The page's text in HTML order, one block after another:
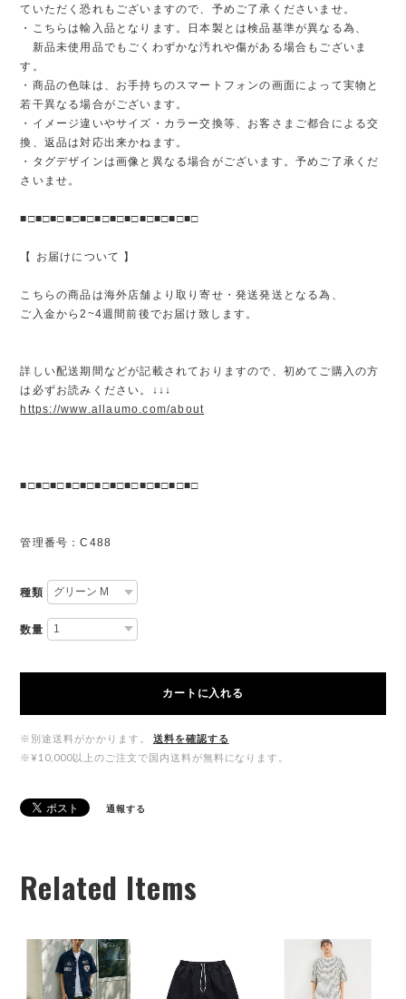
ていただく恐れもございますので、予めご了承くださいませ。
・こちらは輸入品となります。日本製とは検品基準が異なる為、
新品未使用品でもごくわずかな汚れや傷がある場合もございま
す。
・商品の色味は、お手持ちのスマートフォンの画面によって実物と
若干異なる場合がございます。
・イメージ違いやサイズ・カラー交換等、お客さまご都合による交
換、返品は対応出来かねます。
・タグデザインは画像と異なる場合がございます。予めご了承くだ
さいませ。
■□■□■□■□■□■□■□■□■□■□■□■□
【 お届けについて 】
こちらの商品は海外店舗より取り寄せ・発送発送となる為、
ご入金から2~4週間前後でお届け致します。
詳しい配送期間などが記載されておりますので、初めてご購入の方
は必ずお読みください。↓↓↓
https://www.allaumo.com/about
■□■□■□■□■□■□■□■□■□■□■□■□
管理番号：C488
種類
数量
カートに入れる
※別途送料がかかります。
送料を確認する
※¥10,000以上のご注文で国内送料が無料になります。
通報する
Related Items